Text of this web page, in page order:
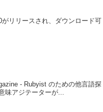
リリースされ、ダウンロード可
- Rubyist のための他言語探
味アジテーターが...